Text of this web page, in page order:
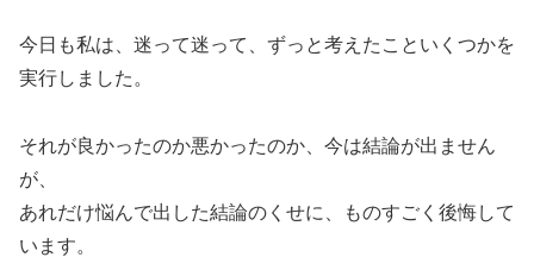
今日も私は、迷って迷って、ずっと考えたこといくつかを
実行しました。
それが良かったのか悪かったのか、今は結論が出ません
が、
あれだけ悩んで出した結論のくせに、ものすごく後悔して
います。